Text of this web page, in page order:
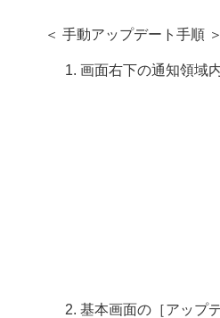
＜ 手動アップデート手順 ＞
画面右下の通知領域
基本画面の［アップ